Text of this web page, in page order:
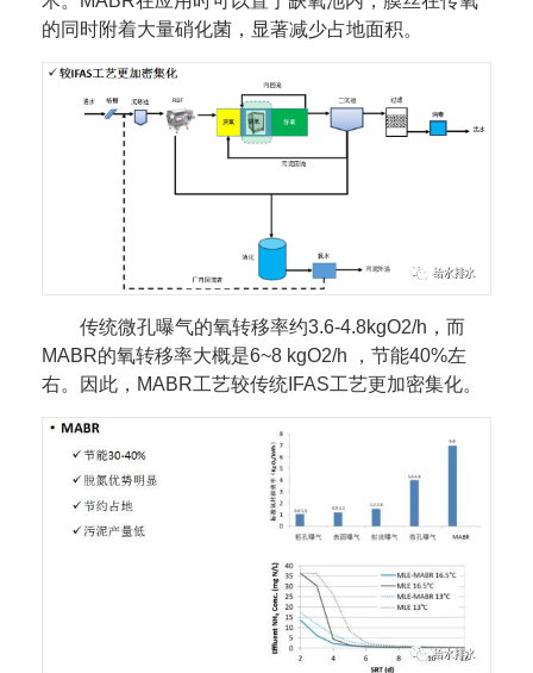
的同时附着大量硝化菌，显著减少占地面积。
传统微孔曝气的氧转移率约3.6-4.8kgO2/h，而
MABR的氧转移率大概是6~8 kgO2/h ，节能40%左
右。因此，MABR工艺较传统IFAS工艺更加密集化。